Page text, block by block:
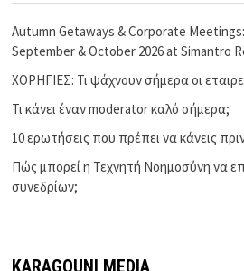
Autumn Getaways & Corporate
September & October 2026 at Simantro
ΧΟΡΗΓΙΕΣ: Τι ψάχνουν σήμερα οι
Τι κάνει έναν moderator καλό σήμερα;
10 ερωτήσεις που πρέπει να κάνεις
Πώς μπορεί η Τεχνητή Νοημοσύνη να
συνεδρίων;
KARAGOUNI MEDIA